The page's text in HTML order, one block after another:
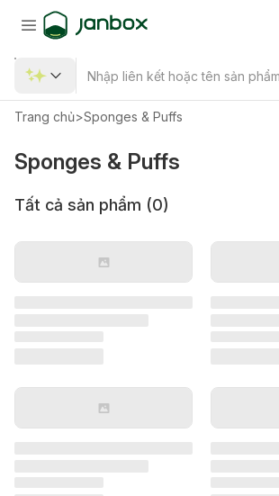
Trang chủ>Sponges & Puffs
Sponges & Puffs
Tất cả sản phẩm (0)